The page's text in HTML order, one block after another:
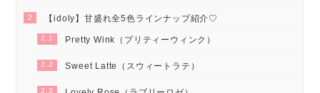
2 【idoly】甘盛れ全5色ラインナップ紹介♡
2.1 Pretty Wink（プリティーウィンク）
2.2 Sweet Latte（スウィートラテ）
2.3